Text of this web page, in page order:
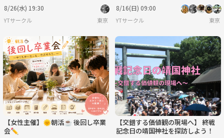
ップ会！💻※IT関係者以外も大歓
迎！🔰
8/26(水) 19:30
YTサークル 東京
プ会！💻※IT関係者以外も大歓
迎！🔰
8/16(日) 09:00
YTサークル 東京
【女性主催】🌞朝活☕ 後回し卒業
会✏️
【交錯する価値観の現場へ】 終戦
記念日の靖国神社を探訪しよう！